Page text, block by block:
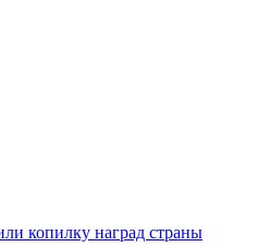
копилку наград страны